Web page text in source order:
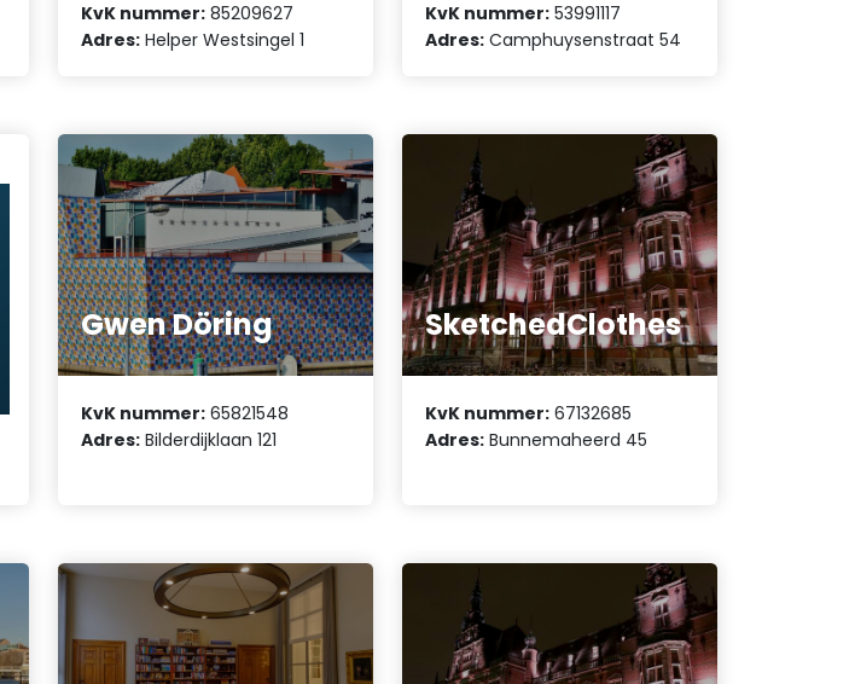
KvK nummer: 85209627
Adres: Helper Westsingel 1
KvK nummer: 53991117
Adres: Camphuysenstraat 54
Gwen Döring
KvK nummer: 65821548
Adres: Bilderdijklaan 121
SketchedClothes
KvK nummer: 67132685
Adres: Bunnemaheerd 45